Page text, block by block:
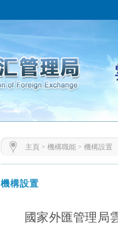
主頁 >機構職能 >機構設置
機構設置
國家外匯管理局